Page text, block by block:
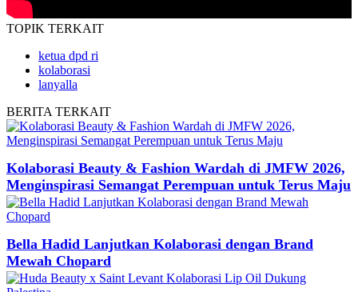
TOPIK TERKAIT
ketua dpd ri
kolaborasi
lanyalla
BERITA TERKAIT
Kolaborasi Beauty & Fashion Wardah di JMFW 2026,
Menginspirasi Semangat Perempuan untuk Terus Maju
Bella Hadid Lanjutkan Kolaborasi dengan Brand
Mewah Chopard